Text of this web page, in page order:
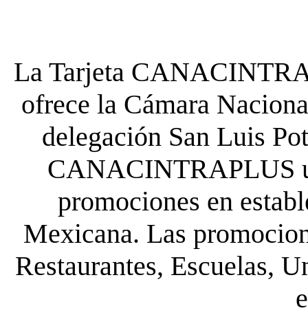
La Tarjeta
ofrece la Cámara
delegación San Luis
CANACINTRAPLUS
promociones en
Mexicana. Las
Restaurantes, Escuelas,